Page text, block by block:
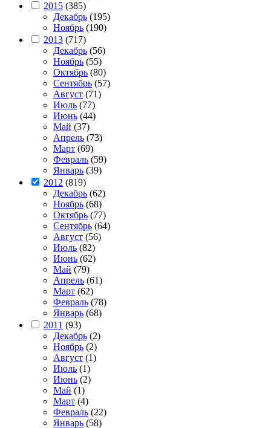
2015 (385)
Декабрь (195)
Ноябрь (190)
2013 (717)
Декабрь (56)
Ноябрь (55)
Октябрь (80)
Сентябрь (57)
Август (71)
Июль (77)
Июнь (44)
Май (37)
Апрель (73)
Март (69)
Февраль (59)
Январь (39)
2012 (819)
Декабрь (62)
Ноябрь (68)
Октябрь (77)
Сентябрь (64)
Август (56)
Июль (82)
Июнь (62)
Май (79)
Апрель (61)
Март (62)
Февраль (78)
Январь (68)
2011 (93)
Декабрь (2)
Ноябрь (2)
Август (1)
Июль (1)
Июнь (2)
Май (1)
Март (4)
Февраль (22)
Январь (58)